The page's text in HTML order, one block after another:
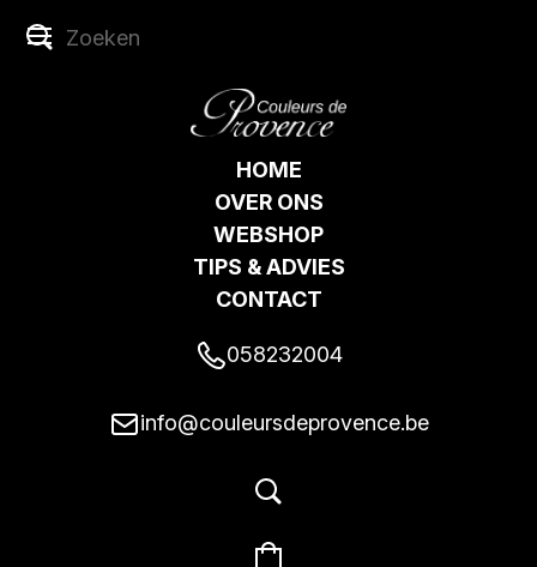
HOME
OVER ONS
WEBSHOP
TIPS & ADVIES
CONTACT
058232004
info@couleursdeprovence.be